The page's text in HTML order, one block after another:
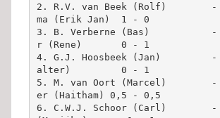
2. R.V. van Beek (Rolf)        -
ma (Erik Jan)  1 - 0
3. B. Verberne (Bas)           -
r (Rene)       0 - 1
4. G.J. Hoosbeek (Jan)         -
alter)         0 - 1
5. M. van Oort (Marcel)        -
er (Haitham) 0,5 - 0,5
6. C.W.J. Schoor (Carl)        -